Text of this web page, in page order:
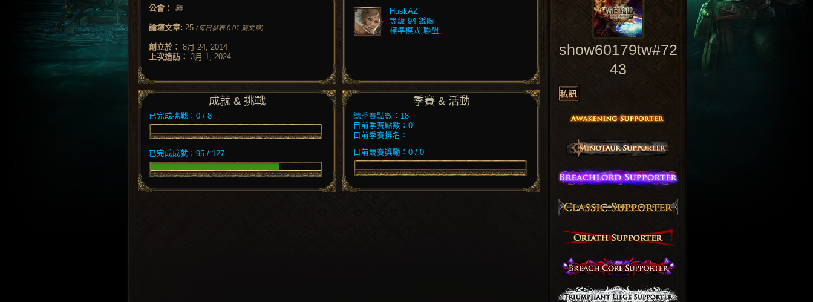
公會： 無
論壇文章: 25 (每日發表 0.01 篇文章)
創立於： 8月 24, 2014
上次造訪： 3月 1, 2024
HuskAZ
等級 94 銳眼
標準模式 聯盟
成就 & 挑戰
已完成挑戰：0 / 8
已完成成就：95 / 127
季賽 & 活動
總季賽點數：18
目前季賽點數：0
目前季賽排名：-
目前競賽獎勵：0 / 0
show60179tw#72
43